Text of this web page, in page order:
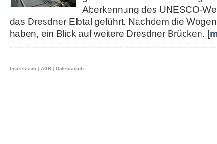
Aberkennung des UNESCO-
das Dresdner Elbtal geführt. Nachdem die
haben, ein Blick auf weitere Dresdner Brücken. [
Impressum | AGB | Datenschutz